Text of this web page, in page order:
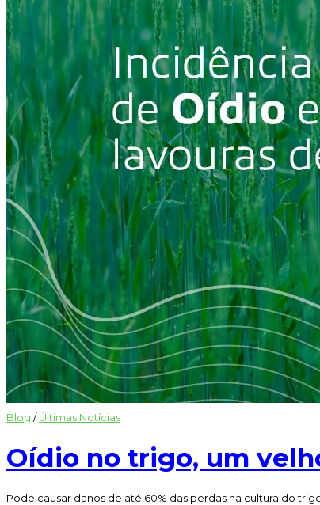
Blog /Últimas Notícias
Oídio no trigo, um
Pode causar danos de até 60% das perdas na cultura do